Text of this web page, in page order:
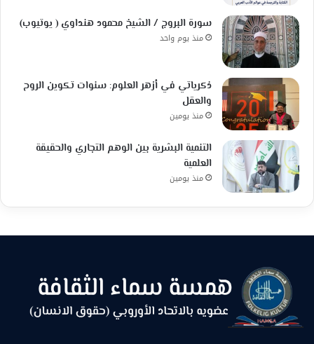
سورة البروج / الشيخ محمود هنداوي ( يوتيوب)
منذ يوم واحد
ذكرياتي في أزهر العلوم: سنوات تكوين الروح
والعقل
منذ يومين
التنمية البشرية بين الوهم التجاري والحقيقة
العلمية
منذ يومين